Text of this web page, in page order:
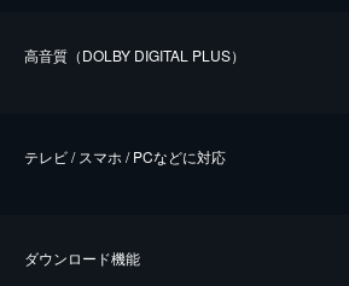
⾼⾳質（DOLBY DIGITAL PLUS）
テレビ / スマホ / PCなどに対応
ダウンロード機能